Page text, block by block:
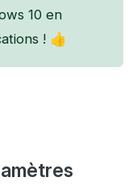
10 en
! 👍